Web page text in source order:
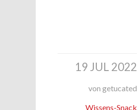
19 JUL 2022
von getucated
Wissens-Snack